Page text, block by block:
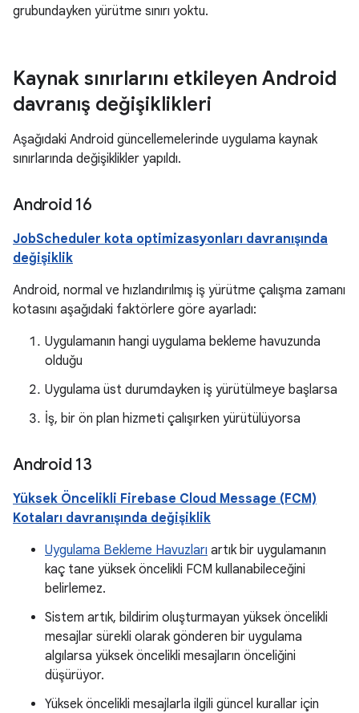
grubundayken yürütme sınırı yoktu.
Kaynak sınırlarını etkileyen Android
davranış değişiklikleri
Aşağıdaki Android güncellemelerinde uygulama kaynak
sınırlarında değişiklikler yapıldı.
Android 16
JobScheduler kota optimizasyonları davranışında
değişiklik
Android, normal ve hızlandırılmış iş yürütme çalışma zamanı
kotasını aşağıdaki faktörlere göre ayarladı:
Uygulamanın hangi uygulama bekleme havuzunda
olduğu
Uygulama üst durumdayken iş yürütülmeye başlarsa
İş, bir ön plan hizmeti çalışırken yürütülüyorsa
Android 13
Yüksek Öncelikli Firebase Cloud Message (FCM)
Kotaları davranışında değişiklik
Uygulama Bekleme Havuzları artık bir uygulamanın
kaç tane yüksek öncelikli FCM kullanabileceğini
belirlemez.
Sistem artık, bildirim oluşturmayan yüksek öncelikli
mesajlar sürekli olarak gönderen bir uygulama
algılarsa yüksek öncelikli mesajların önceliğini
düşürüyor.
Yüksek öncelikli mesajlarla ilgili güncel kurallar için